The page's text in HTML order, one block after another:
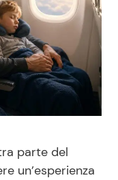
e Ricette
parte del
un’esperienza